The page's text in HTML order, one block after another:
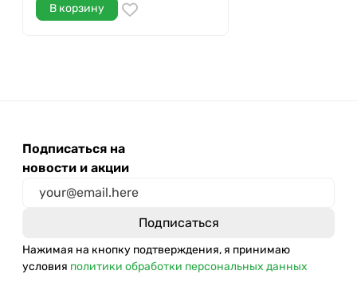
В корзину
Подписаться на
новости и акции
Нажимая на кнопку подтверждения, я принимаю
условия политики обработки персональных данных